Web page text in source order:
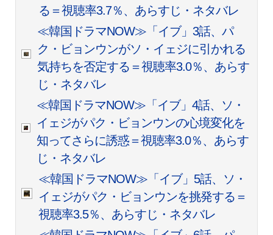
る＝視聴率3.7％、あらすじ・ネタバレ
≪韓国ドラマNOW≫「イブ」3話、パ
ク・ビョンウンがソ・イェジに引かれる
気持ちを否定する＝視聴率3.0％、あらす
じ・ネタバレ
≪韓国ドラマNOW≫「イブ」4話、ソ・
イェジがパク・ビョンウンの心境変化を
知ってさらに誘惑＝視聴率3.0％、あらす
じ・ネタバレ
≪韓国ドラマNOW≫「イブ」5話、ソ・
イェジがパク・ビョンウンを挑発する＝
視聴率3.5％、あらすじ・ネタバレ